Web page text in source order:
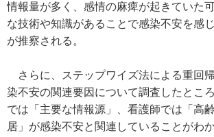
情報量が多く、感情の麻痺が起きていた
な技術や知識があることで感染不安を感
が推察される。
さらに、ステップワイズ法による重回
染不安の関連要因について調査したとこ
では「主要な情報源」、看護師では「高
居」が感染不安と関連していることがわ